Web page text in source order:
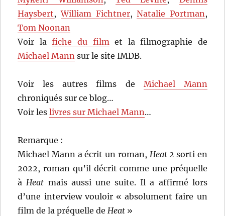
Haysbert,William Fichtner,Natalie Portman ,
Tom Noonan
Voir lafiche du film et la filmographie de
Michael Mann sur le site IMDB.
Voir les autres films de Michael Mann
chroniqués sur ce blog…
Voir leslivres sur Michael Mann…
Remarque :
Michael Mann a écrit un roman, Heat2 sorti en
2022, roman qu’il décrit comme une préquelle
à Heat mais aussi une suite. Il a affirmé lors
d’une interview vouloir « absolument faire un
film de la préquelle de Heat »